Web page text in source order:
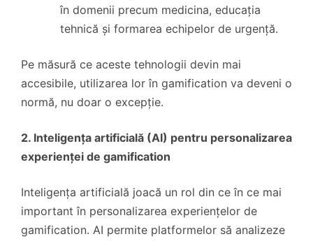
în domenii precum medicina, educația
tehnică și formarea echipelor de urgență.
Pe măsură ce aceste tehnologii devin mai
accesibile, utilizarea lor în gamification va deveni o
normă, nu doar o excepție.
2. Inteligența artificială (AI) pentru personalizarea
experienței de gamification
Inteligența artificială joacă un rol din ce în ce mai
important în personalizarea experiențelor de
gamification. AI permite platformelor să analizeze